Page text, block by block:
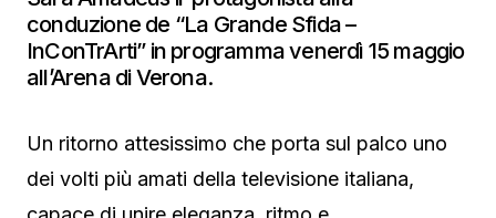
conduzione de “La Grande Sfida –
InConTrArti” in programma venerdì 15 maggio
all’Arena di Verona.
Un ritorno attesissimo che porta sul palco uno
dei volti più amati della televisione italiana,